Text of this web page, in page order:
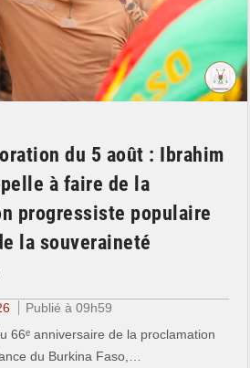
du 5 août : Ibrahim
à faire de la
progressiste populaire
la souveraineté
Publié à 09h59
66ᵉ anniversaire de la proclamation
du Burkina Faso,…